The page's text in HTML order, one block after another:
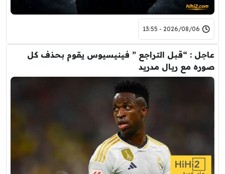
2026/08/06 - 13:55
عاجل : “قبل التراجع ” فينيسيوس يقوم بحذف كل
صوره مع ريال مدريد